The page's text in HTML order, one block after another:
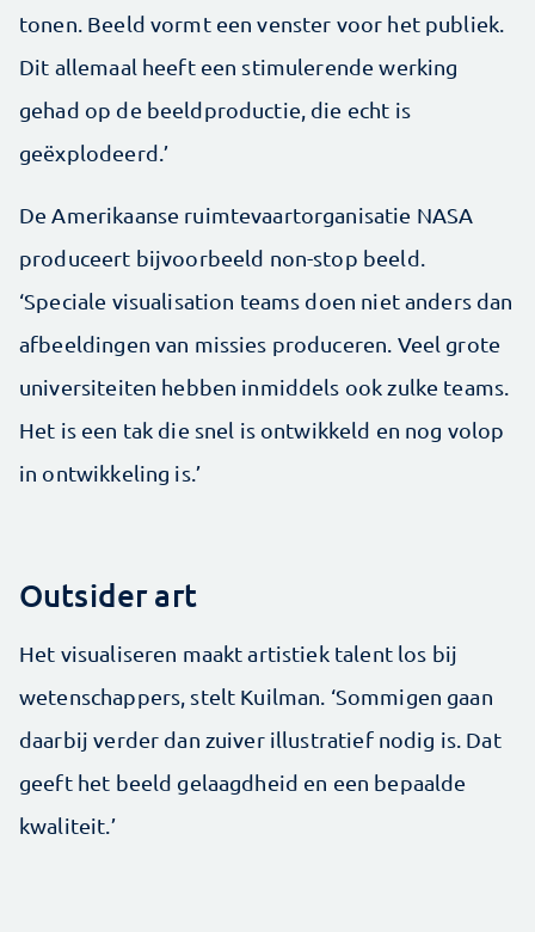
tonen. Beeld vormt een venster voor het publiek.
Dit allemaal heeft een stimulerende werking
gehad op de beeldproductie, die echt is
geëxplodeerd.’
De Amerikaanse ruimtevaartorganisatie NASA
produceert bijvoorbeeld non-stop beeld.
‘Speciale visualisation teams doen niet anders dan
afbeeldingen van missies produceren. Veel grote
universiteiten hebben inmiddels ook zulke teams.
Het is een tak die snel is ontwikkeld en nog volop
in ­ontwikkeling is.’
Outsider art
Het visualiseren maakt artistiek talent los bij
wetenschappers, stelt Kuilman. ‘Sommigen gaan
daarbij verder dan zuiver illustratief nodig is. Dat
geeft het beeld gelaagdheid en een bepaalde
kwaliteit.’